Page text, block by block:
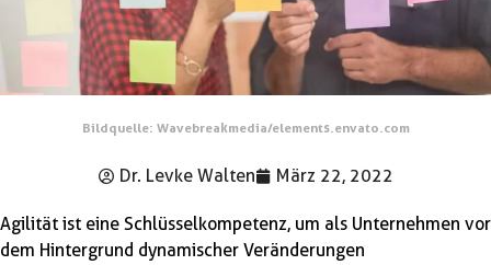
Bildquelle: Wavebreakmedia/elements.envato.com
Dr. Levke Walten März 22, 2022
Agilität ist eine Schlüsselkompetenz, um als Unternehmen vor
dem Hintergrund dynamischer Veränderungen